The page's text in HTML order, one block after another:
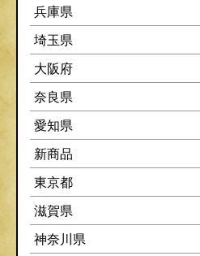
兵庫県
埼玉県
大阪府
奈良県
愛知県
新商品
東京都
滋賀県
神奈川県